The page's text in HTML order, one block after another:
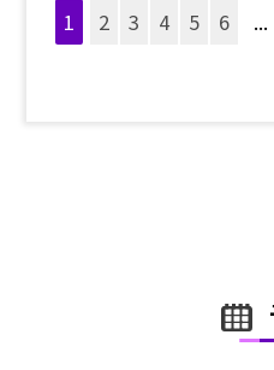
1 2 3 4 5 6 ...